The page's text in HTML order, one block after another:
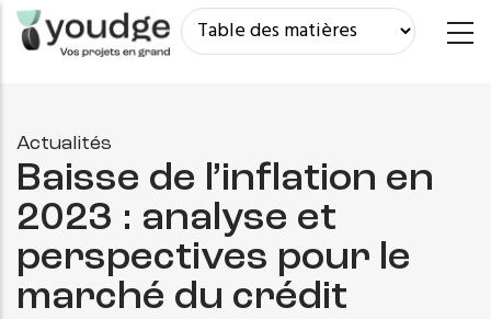
Aller
au
Actualités
Baisse de l’inflation en
2023 : analyse et
perspectives pour le
marché du crédit